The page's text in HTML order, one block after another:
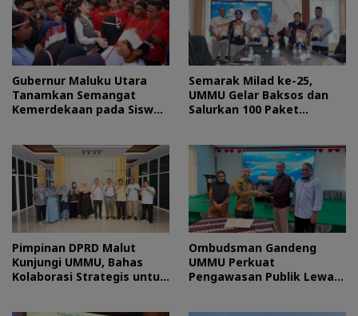
Gubernur Maluku Utara
Tanamkan Semangat
Kemerdekaan pada Siswa
Semarak Milad ke-25,
UMMU Gelar Baksos dan
Salurkan 100 Paket
Pimpinan DPRD Malut
Kunjungi UMMU, Bahas
Kolaborasi Strategis untuk
Ombudsman Gandeng
UMMU Perkuat
Pengawasan Publik Lewat